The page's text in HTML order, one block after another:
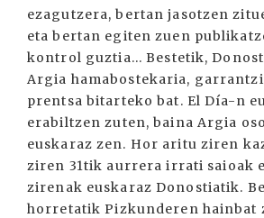
ezagutzera, bertan jasotzen
eta bertan egiten zuen
kontrol guztia... Bestetik,
Argia hamabostekaria,
prentsa bitarteko bat. El Día-n
erabiltzen zuten, baina Argia
euskaraz zen. Hor aritu ziren
ziren 31tik aurrera irrati saioak
zirenak euskaraz Donostiatik.
horretatik Pizkunderen hainbat